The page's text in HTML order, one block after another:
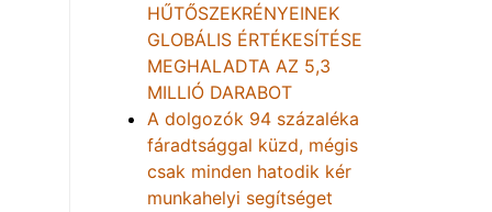
HŰTŐSZEKRÉNYEINEK
GLOBÁLIS ÉRTÉKESÍTÉSE
MEGHALADTA AZ 5,3
MILLIÓ DARABOT
A dolgozók 94 százaléka
fáradtsággal küzd, mégis
csak minden hatodik kér
munkahelyi segítséget